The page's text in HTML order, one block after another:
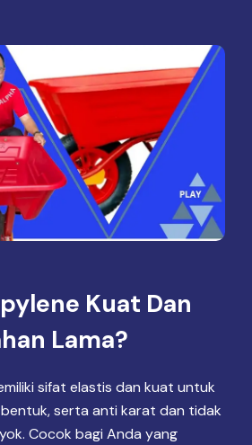
Kuat Dan
Lama?
sifat elastis dan kuat untuk
serta anti karat dan tidak
Cocok bagi Anda yang